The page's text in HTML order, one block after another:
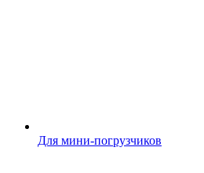
Для мини-погрузчиков